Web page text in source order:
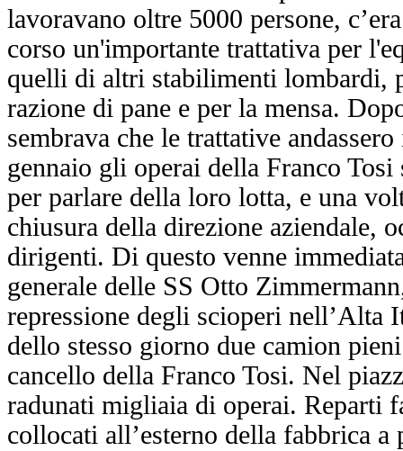
lavoravano oltre 5000 persone,
corso un'importante trattativa per
quelli di altri stabilimenti lombardi,
razione di pane e per la mensa.
sembrava che le trattative
gennaio gli operai della Franco
per parlare della loro lotta, e una
chiusura della direzione aziendale,
dirigenti. Di questo venne
generale delle SS Otto
repressione degli scioperi nell’Alta
dello stesso giorno due camion
cancello della Franco Tosi. Nel
radunati migliaia di operai. Reparti
collocati all’esterno della fabbrica